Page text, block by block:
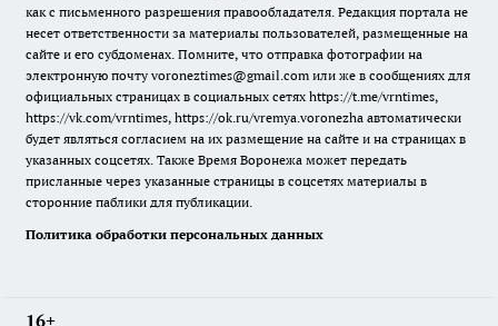
как с письменного разрешения правообладателя. Редакция портала не
несет ответственности за материалы пользователей, размещенные на
сайте и его субдоменах. Помните, что отправка фотографии на
электронную почту voroneztimes@gmail.com или же в сообщениях для
официальных страницах в социальных сетях https://t.me/vrntimes,
https://vk.com/vrntimes, https://ok.ru/vremya.voronezha автоматически
будет являться согласием на их размещение на сайте и на страницах в
указанных соцсетях. Также Время Воронежа может передать
присланные через указанные страницы в соцсетях материалы в
сторонние паблики для публикации.
Политика обработки персональных данных
16+